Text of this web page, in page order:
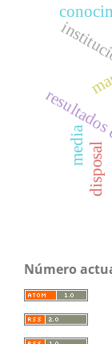
disposal
media
Número